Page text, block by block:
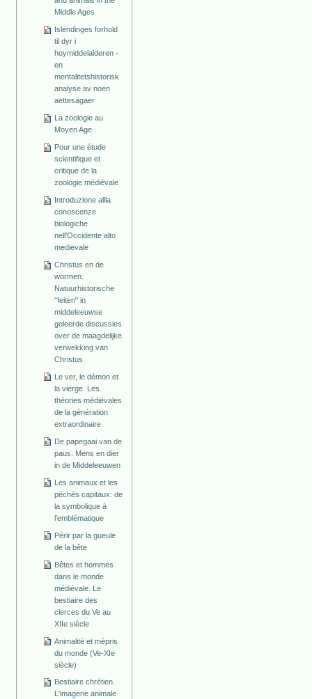
Middle Ages
Islendinges forhold
til dyr i
hoymiddelalderen -
en
mentalitetshistorisk
analyse av noen
aettesagaer
La zoologie au
Moyen Age
Pour une étude
scientifique et
critique de la
zoologie médiévale
Introduzione allla
conoscenze
biologiche
nell'Occidente alto
medievale
Christus en de
wormen.
Natuurhistorische
"feiten" in
middeleeuwse
geleerde discussies
over de maagdelijke
verwekking van
Christus
Le ver, le démon et
la vierge. Les
théories médiévales
de la génération
extraordinaire
De papegaai van de
paus. Mens en dier
in de Middeleeuwen
Les animaux et les
péchés capitaux: de
la symbolique à
l'emblématique
Périr par la gueule
de la bête
Bêtes et hommes
dans le monde
médiévale. Le
bestiaire des
clerces du Ve au
XIIe siècle
Animalité et mépris
du monde (Ve-XIe
siècle)
Bestiaire chrétien.
L'imagerie animale